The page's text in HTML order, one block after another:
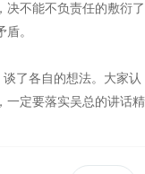
决不能不负责任的敷衍了
盾。
了各自的想法。大家认
一定要落实吴总的讲话精